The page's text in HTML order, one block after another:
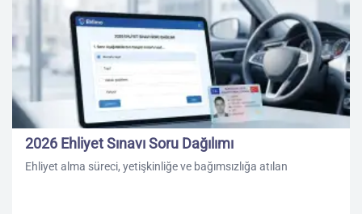
2026 Ehliyet Sınavı Soru Dağılımı
Ehliyet alma süreci, yetişkinliğe ve bağımsızlığa atılan